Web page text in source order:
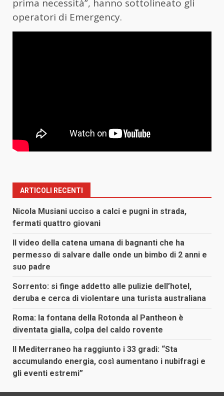
prima necessità”, hanno sottolineato gli
operatori di Emergency.
ARTICOLI RECENTI
Nicola Musiani ucciso a calci e pugni in strada,
fermati quattro giovani
Il video della catena umana di bagnanti che ha
permesso di salvare dalle onde un bimbo di 2 anni e
suo padre
Sorrento: si finge addetto alle pulizie dell’hotel,
deruba e cerca di violentare una turista australiana
Roma: la fontana della Rotonda al Pantheon è
diventata gialla, colpa del caldo rovente
Il Mediterraneo ha raggiunto i 33 gradi: “Sta
accumulando energia, così aumentano i nubifragi e
gli eventi estremi”